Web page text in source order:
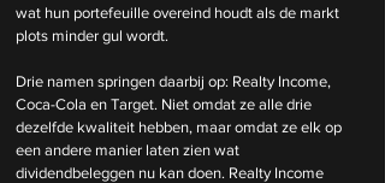
wat hun portefeuille overeind houdt als de markt
plots minder gul wordt.
Drie namen springen daarbij op: Realty Income,
Coca-Cola en Target. Niet omdat ze alle drie
dezelfde kwaliteit hebben, maar omdat ze elk op
een andere manier laten zien wat
dividendbeleggen nu kan doen. Realty Income